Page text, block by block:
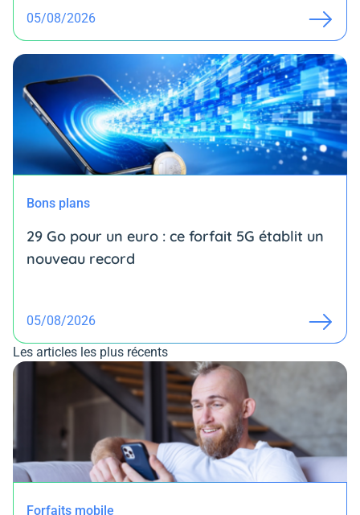
05/08/2026
Bons plans
29 Go pour un euro : ce forfait 5G établit un
nouveau record
05/08/2026
Les articles les plus récents
Forfaits mobile